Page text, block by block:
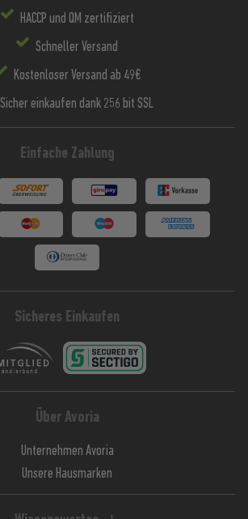
HACCP und QM zertifiziert
Schneller Versand
Kostenloser Versand ab 49€
Sicher einkaufen dank 256 bit SSL
Einfache Zahlung
Sicheres Einkaufen
Über Avoria
Unternehmen Avoria
Unsere Hausmarken